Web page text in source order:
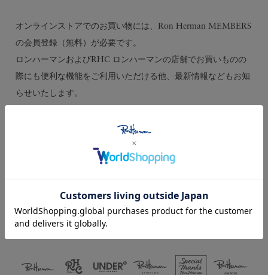
オンラインストアでのお買い物には、Ron Herman MEMBERS
の会員登録（無料）が必要です。
ロンハーマンおよびRHC ロンハーマンの店舗でお買いものの
際にも便利な機能をご利用いただける他、最新情報などもお知
らせいたします。
会員登録する
Facebookログイン
LINEログイン